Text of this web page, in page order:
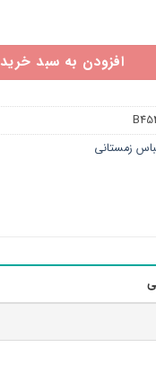
افزودن به سبد خرید
زمستانی